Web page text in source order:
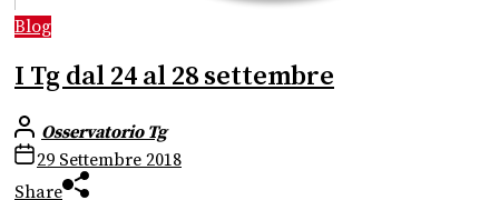
Blog
I Tg dal 24 al 28 settembre
Osservatorio Tg
29 Settembre 2018
Share